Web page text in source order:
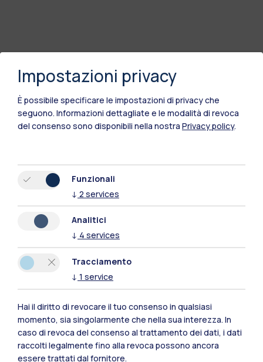
Polimi Community
Tutti i siti dell’ecosistema
Residenze
Impostazioni privacy
È possibile specificare le impostazioni di privacy che
seguono. Informazioni dettagliate e le modalità di revoca
del consenso sono disponibili nella nostra Privacy policy.
Funzionali
↓ 2 services
Analitici
↓ 4 services
Tracciamento
↓ 1 service
Hai il diritto di revocare il tuo consenso in qualsiasi
momento, sia singolarmente che nella sua interezza. In
caso di revoca del consenso al trattamento dei dati, i dati
raccolti legalmente fino alla revoca possono ancora
essere trattati dal fornitore.